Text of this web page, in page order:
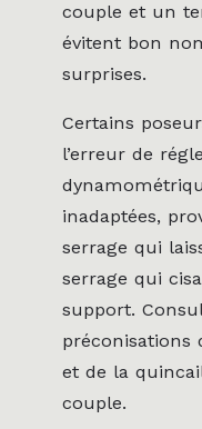
couple et un
évitent bon
surprises.
Certains
l’erreur de
inadaptées,
serrage qui
serrage qui
support.
préconisations
et de la
couple.